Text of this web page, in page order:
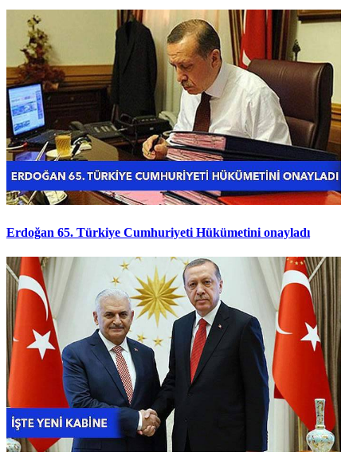
Erdoğan 65. Türkiye Cumhuriyeti Hükümetini onayladı